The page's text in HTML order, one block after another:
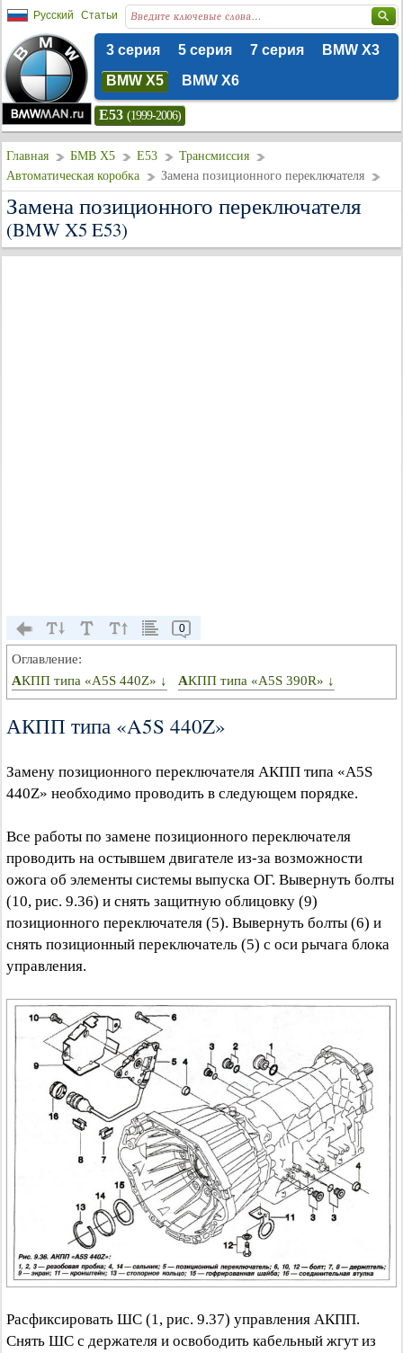
Русский Статьи
3 серия 5 серия 7 серия
BMW X3
BMW X5
BMW X6
E53 (1999-2006)
Главная БМВ Х5 E53
Трансмиссия
Автоматическая коробка
Замена позиционного переключателя
Замена позиционного переключателя
(BMW X5 E53)
0
Оглавление:
АКПП типа «A5S 440Z» ↓
АКПП типа «A5S 390R» ↓
АКПП типа «A5S 440Z»
Замену позиционного переключателя АКПП типа «A5S
440Z» необходимо проводить в следующем порядке.
Все работы по замене позиционного переключателя
проводить на остывшем двигателе из-за возможности
ожога об элементы системы выпуска ОГ. Вывернуть болты
(10, рис. 9.36) и снять защитную облицовку (9)
позиционного переключателя (5). Вывернуть болты (6) и
снять позиционный переключатель (5) с оси рычага блока
управления.
Расфиксировать ШС (1, рис. 9.37) управления АКПП.
Снять ШС с держателя и освободить кабельный жгут из